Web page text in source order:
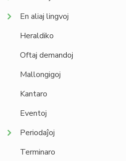
En aliaj lingvoj
Heraldiko
Oftaj demandoj
Mallongigoj
Kantaro
Eventoj
Periodaĵoj
Terminaro